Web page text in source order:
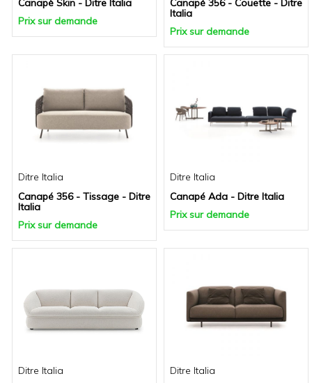
Canapè Skin - Ditre Italia
Prix sur demande
Canapé 356 - Couette - Ditre
Italia
Prix sur demande
Ditre Italia
Canapé 356 - Tissage - Ditre
Italia
Prix sur demande
Ditre Italia
Canapé Ada - Ditre Italia
Prix sur demande
Ditre Italia
Ditre Italia